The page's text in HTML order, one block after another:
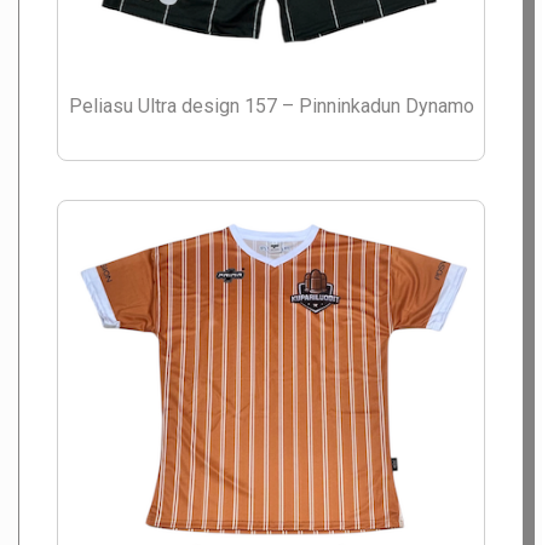
Peliasu Ultra design 157 – Pinninkadun Dynamo